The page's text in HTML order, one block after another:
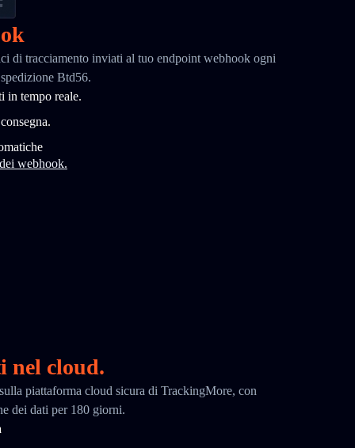
di tracciamento inviati al tuo endpoint webhook ogni
Btd56.
in tempo reale.
webhook.
nel cloud.
piattaforma cloud sicura di TrackingMore, con
dei dati per 180 giorni.